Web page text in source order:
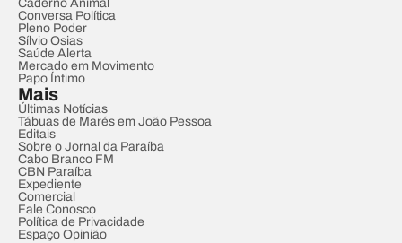
Caderno Animal
Conversa Política
Pleno Poder
Sílvio Osias
Saúde Alerta
Mercado em Movimento
Papo Íntimo
Mais
Últimas Notícias
Tábuas de Marés em João Pessoa
Editais
Sobre o Jornal da Paraíba
Cabo Branco FM
CBN Paraíba
Expediente
Comercial
Fale Conosco
Política de Privacidade
Espaço Opinião